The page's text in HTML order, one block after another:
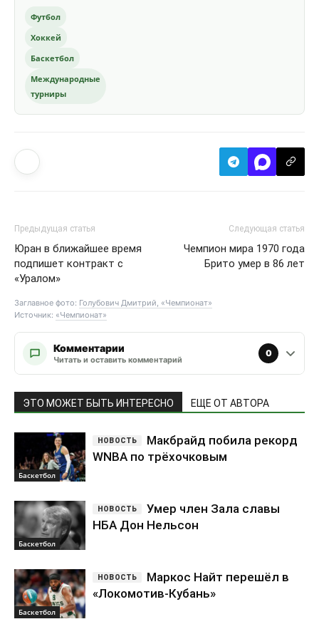
Футбол
Хоккей
Баскетбол
Международные
турниры
Предыдущая статья
Юран в ближайшее время
подпишет контракт с
«Уралом»
Следующая статья
Чемпион мира 1970 года
Брито умер в 86 лет
Заглавное фото: Голубович Дмитрий, «Чемпионат»
Источник: «Чемпионат»
Комментарии
Читать и оставить комментарий
0
ЭТО МОЖЕТ БЫТЬ ИНТЕРЕСНО ЕЩЕ ОТ АВТОРА
Баскетбол
Макбрайд побила рекорд
WNBA по трёхочковым
Баскетбол
Умер член Зала славы
НБА Дон Нельсон
Баскетбол
Маркос Найт перешёл в
«Локомотив-Кубань»